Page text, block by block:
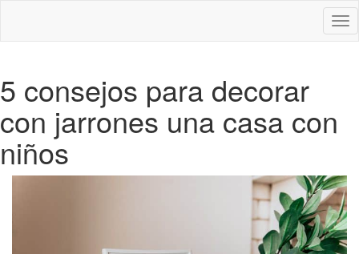
5 consejos para decorar
con jarrones una casa con
niños